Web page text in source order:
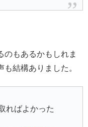
のもあるかもしれま
結構ありました。
ればよかった